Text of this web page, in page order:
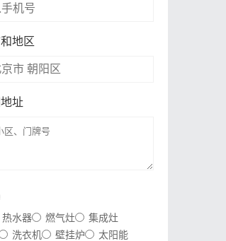
地区
址
热水器 燃气灶
集成灶
洗衣机 壁挂炉
太阳能